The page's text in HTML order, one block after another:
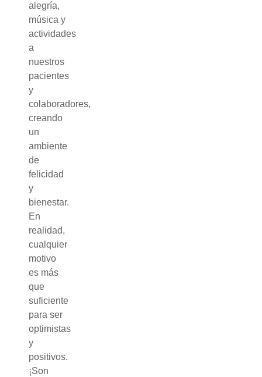
alegría,
música y
actividades
a
nuestros
pacientes
y
colaboradores,
creando
un
ambiente
de
felicidad
y
bienestar.
En
realidad,
cualquier
motivo
es más
que
suficiente
para ser
optimistas
y
positivos.
¡Son